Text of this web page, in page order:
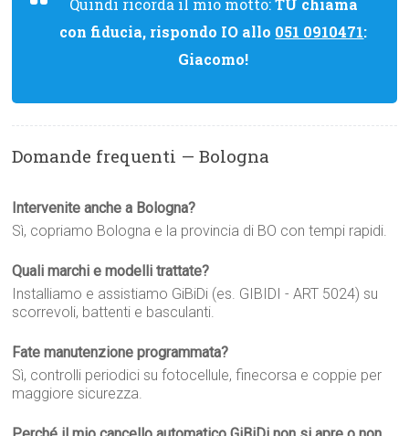
Quindi ricorda il mio motto:TU chiama
con fiducia, rispondo IO allo 051 0910471:
Giacomo!
Domande frequenti — Bologna
Intervenite anche a Bologna?
Sì, copriamo Bologna e la provincia di BO con tempi rapidi.
Quali marchi e modelli trattate?
Installiamo e assistiamo GiBiDi (es. GIBIDI - ART 5024) su
scorrevoli, battenti e basculanti.
Fate manutenzione programmata?
Sì, controlli periodici su fotocellule, finecorsa e coppie per
maggiore sicurezza.